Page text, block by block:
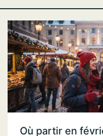
Où partir en